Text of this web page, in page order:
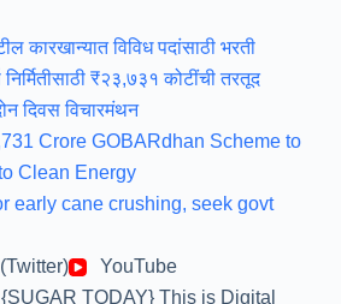
कारखान्यात विविध पदांसाठी भरती
₹२३,७३१ कोटींची तरतूद
दिवस विचारमंथन
Crore GOBARdhan Scheme to
Clean Energy
early cane crushing, seek govt
YouTube
TODAY} This is Digital